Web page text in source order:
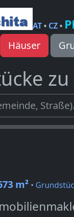
AT• CZ•
Häuser
m² •